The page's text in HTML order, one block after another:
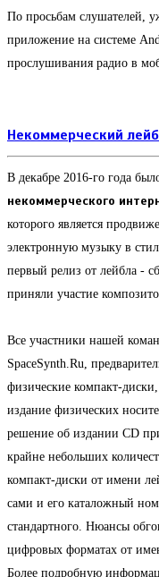
По просьбам слушателей,
приложение на системе
прослушивания радио в
Некоммерческий
В декабре 2016-го года
некоммерческого
которого является
электронную музыку в
первый релиз от лейбла -
приняли участие
Все участники нашей
SpaceSynth.Ru,
физические компакт-
издание физических
решение об издании CD
крайне небольших
компакт-диски от имени
сами и его каталожный
стандартного. Нюансы
цифровых форматах от
Более подробную